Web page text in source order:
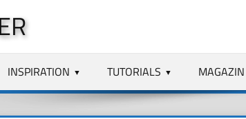
INSPIRATION TUTORIALS MAGAZIN